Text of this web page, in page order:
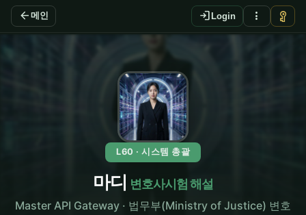
arrow_back 메인 login Login more_vert vpn_key
L60 · 시스템 총괄
마디 변호사시험 해설
Master API Gateway · 법무부(Ministry of Justice) 변호